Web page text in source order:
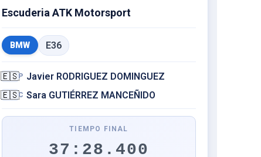
Escuderia ATK Motorsport
BMW E36
🇪🇸P Javier RODRIGUEZ DOMINGUEZ
🇪🇸C Sara GUTIÉRREZ MANCEÑIDO
TIEMPO FINAL
37:28.400